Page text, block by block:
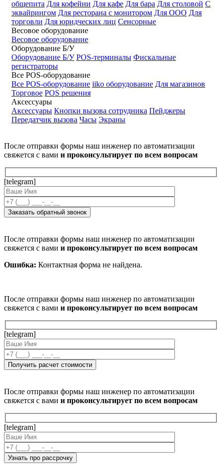
общепита Для кофейни Для кафе Для бара Для столовой С
эквайрингом Для ресторана с монитором Для ООО Для
торговли Для юридческих лиц Сенсорные
Весовое оборудование
Весовое оборудование
Оборудование Б/У
Оборудование Б/У POS-терминалы Фискальные
регистраторы
Все POS-оборудование
Все POS-оборудование iiko оборудование Для магазинов
Торговое POS решения
Аксессуары
Аксессуары Кнопки вызова сотрудника Пейджеры
Передатчик вызова Часы Экраны
После отправки формы наш инженер по автоматизации
свяжется с вами и проконсультирует по всем вопросам
[telegram]
После отправки формы наш инженер по автоматизации
свяжется с вами и проконсультирует по всем вопросам
Ошибка: Контактная форма не найдена.
После отправки формы наш инженер по автоматизации
свяжется с вами и проконсультирует по всем вопросам
[telegram]
После отправки формы наш инженер по автоматизации
свяжется с вами и проконсультирует по всем вопросам
[telegram]